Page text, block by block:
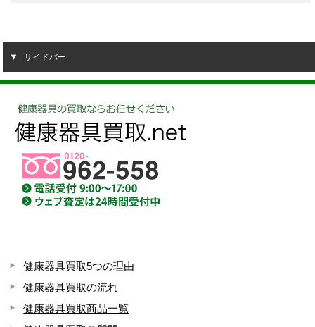
サイドバー
健康器具買取5つの理由
健康器具買取の流れ
健康器具買取商品一覧